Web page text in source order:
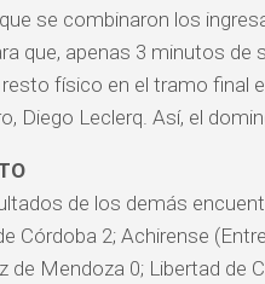
se combinaron los
que, apenas 3 minutos de
físico en el tramo final
Diego Leclerq. Así, el
de los demás
Córdoba 2; Achirense
de Mendoza 0; Libertad de